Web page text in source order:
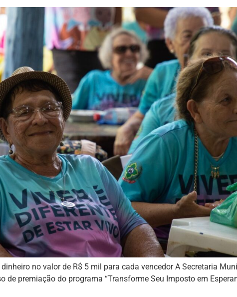
no valor de R$ 5 mil para cada vencedor A Secretaria
premiação do programa “Transforme Seu Imposto em